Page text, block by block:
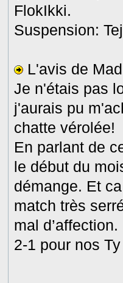
FlokIkki.
Suspension:
L'avis de
Je n'étais pas
j'aurais pu
chatte vérolée!
En parlant de
le début du
démange. Et
match très
mal d’affection.
2-1 pour nos